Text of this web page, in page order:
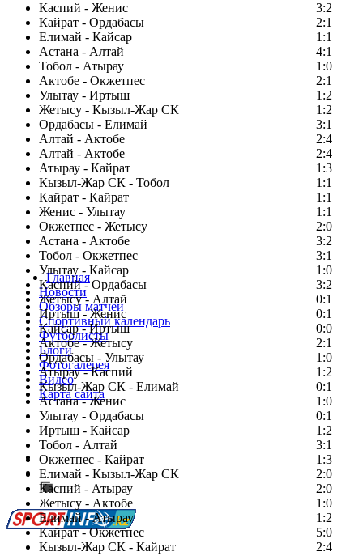
Каспий - Женис
3:2
Кайрат - Ордабасы
2:1
Елимай - Кайсар
1:1
Астана - Алтай
4:1
Тобол - Атырау
1:0
Актобе - Окжетпес
2:1
Улытау - Иртыш
1:2
Жетысу - Кызыл-Жар СК
1:2
Ордабасы - Елимай
3:1
Алтай - Актобе
2:4
Алтай - Актобе
2:4
Атырау - Кайрат
1:3
Кызыл-Жар СК - Тобол
1:1
Кайрат - Кайрат
1:1
Женис - Улытау
1:1
Окжетпес - Жетысу
2:0
Астана - Актобе
3:2
Тобол - Окжетпес
3:1
Улытау - Кайсар
1:0
Каспий - Ордабасы
3:2
Жетысу - Алтай
0:1
Иртыш - Женис
0:1
Кайсар - Иртыш
0:0
Актобе - Жетысу
2:1
Ордабасы - Улытау
1:0
Атырау - Каспий
1:2
Кызыл-Жар СК - Елимай
0:1
Астана - Женис
1:0
Улытау - Ордабасы
0:1
Иртыш - Кайсар
1:2
Тобол - Алтай
3:1
Окжетпес - Кайрат
1:3
Елимай - Кызыл-Жар СК
2:0
Каспий - Атырау
2:0
Жетысу - Актобе
1:0
Елимай - Атырау
1:2
Кайрат - Окжетпес
5:0
Кызыл-Жар СК - Кайрат
2:4
Главная
Новости
Обзоры матчей
Спортивный календарь
Футболисты
Блоги
Фотогалерея
Видео
Карта сайта
Есть идея?
Сообщить о мероприятии
Перейти на старый сайт